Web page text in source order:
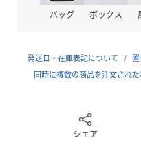
は、直ぐに吐き出してく
ください。
■香りタブレットに直接触
■プラスチック製品、衣類
バッグ ボックス
発送日・在庫表記について
同時に複数の商品を注文され
シェア